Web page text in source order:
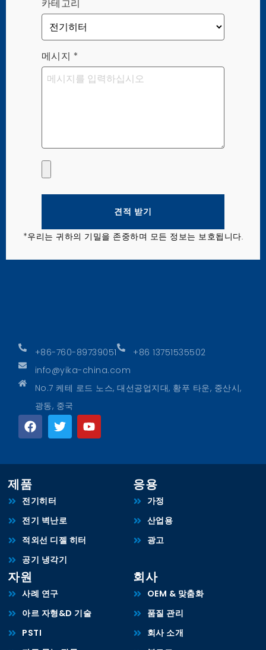
+86-760-89739051
+86 13751535502
info@yika-china.com
No.7 케테 로드 노스, 대선공업지대, 황푸 타운, 중산시,
광동, 중국
카테고리
메시지 *
견적 받기
*우리는 귀하의 기밀을 존중하며 모든 정보는 보호됩니다.
제품
전기히터
전기 벽난로
적외선 디젤 히터
공기 냉각기
응용
가정
산업용
광고
자원
사례 연구
아르 자형&D 기술
PSTI
회사
OEM & 맞춤화
품질 관리
회사 소개